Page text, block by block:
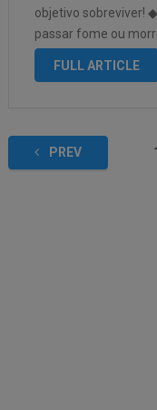
objetivo sobreviver!
passar fome ou
para se proteger de
FULL ARTICLE
PREV 1